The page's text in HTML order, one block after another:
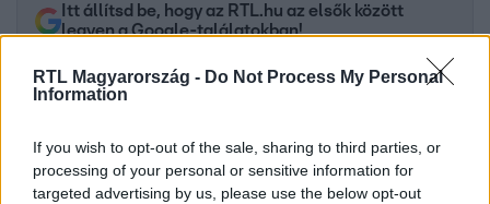
RTL Magyarország - Do Not Process My Personal
Information
If you wish to opt-out of the sale, sharing to third parties, or
processing of your personal or sensitive information for
targeted advertising by us, please use the below opt-out
Itt állítsd be, hogy az RTL.hu az elsők között
legyen a Google-találatokban!